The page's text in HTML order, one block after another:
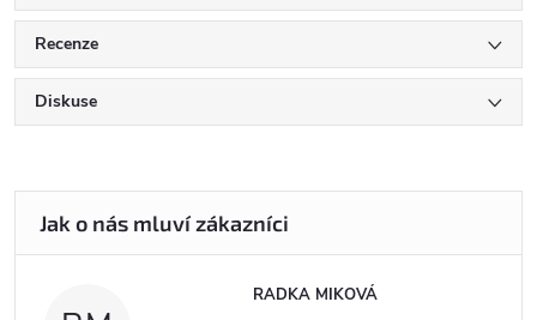
Recenze
Diskuse
RADKA MIKOVÁ